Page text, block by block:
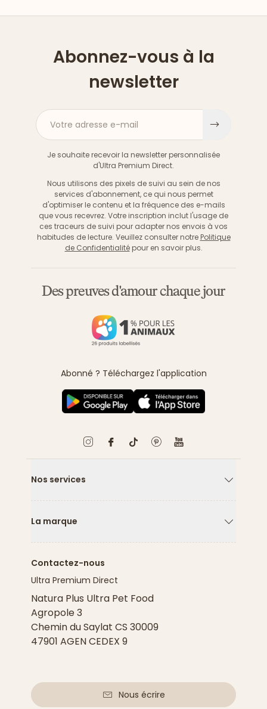
Abonnez-vous à la
newsletter
Votre adresse e-mail
Je souhaite recevoir la newsletter personnalisée
d'Ultra Premium Direct.
Nous utilisons des pixels de suivi au sein de nos
services d'abonnement, ce qui nous permet
d'optimiser le contenu et la fréquence des e-mails
que vous recevrez. Votre inscription inclut l'usage de
ces traceurs de suivi pour adapter nos envois à vos
habitudes de lecture. Veuillez consulter notre Politique
de Confidentialitépour en savoir plus.
Des preuves d'amour chaque jour
Abonné ? Téléchargez l'application
Nos services
La marque
Contactez-nous
Ultra Premium Direct
Natura Plus Ultra Pet Food
Agropole 3
Chemin du Saylat CS 30009
47901 AGEN CEDEX 9
Nous écrire